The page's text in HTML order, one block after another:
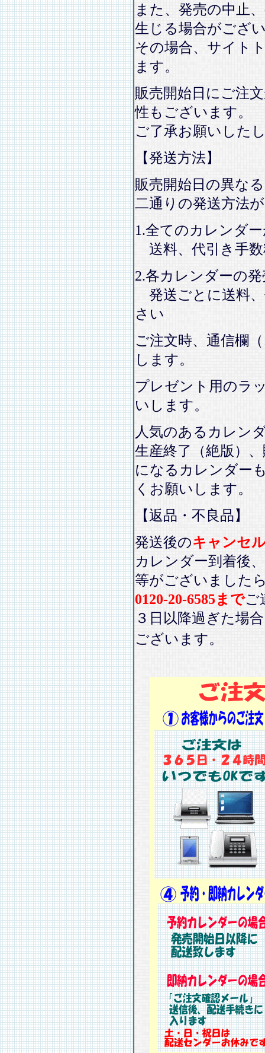
また、発売の中止
生じる場合がござ
その場合、サイト
ます。
販売開始日にご注
性もございます。
ご了承お願いした
【発送方法】
販売開始日の異な
二通りの発送方法
1.全てのカレンダ
送料、代引き手
2.各カレンダーの
発送ごとに送料
さい
ご注文時、通信欄
します。
プレゼント用のラ
いします。
人気のあるカレン
生産終了（絶版）
になるカレンダー
くお願いします。
【返品・不良品】
発送後のキャンセ
カレンダー到着後、
等がございました
0120-20-6585までご
３日以降過ぎた場
ございます。